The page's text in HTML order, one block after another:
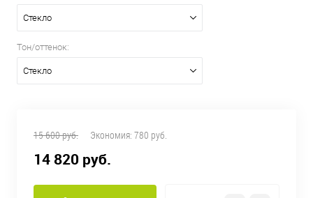
Стекло
Тон/оттенок:
Стекло
15 600 руб. Экономия: 780 руб.
14 820 руб.